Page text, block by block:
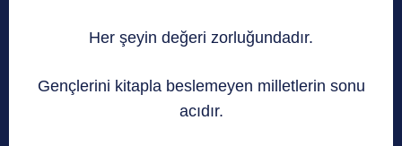
Her şeyin değeri zorluğundadır.
Gençlerini kitapla beslemeyen milletlerin sonu
acıdır.